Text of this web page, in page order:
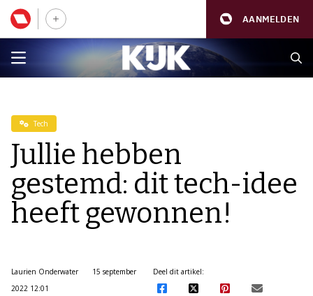
AANMELDEN
Tech
Jullie hebben
gestemd: dit tech-idee
heeft gewonnen!
Laurien Onderwater
15 september
2022 12:01
Deel dit artikel: